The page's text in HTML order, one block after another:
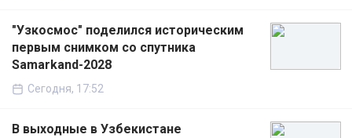
"Узкосмос" поделился историческим
первым снимком со спутника
Samarkand-2028
Сегодня, 17:52
В выходные в Узбекистане